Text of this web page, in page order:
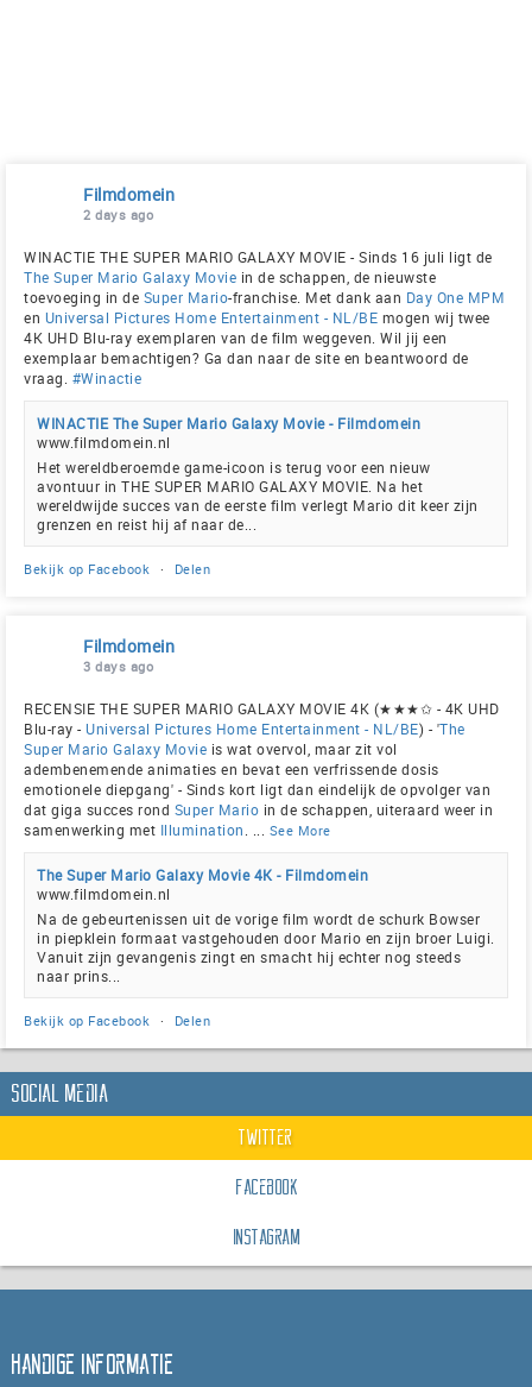
Filmdomein
2 days ago
WINACTIE THE SUPER MARIO GALAXY MOVIE - Sinds 16 juli ligt de
The Super Mario Galaxy Movie in de schappen, de nieuwste
toevoeging in de Super Mario-franchise. Met dank aan Day One MPM
en Universal Pictures Home Entertainment - NL/BE mogen wij twee
4K UHD Blu-ray exemplaren van de film weggeven. Wil jij een
exemplaar bemachtigen? Ga dan naar de site en beantwoord de
vraag. #Winactie
WINACTIE The Super Mario Galaxy Movie - Filmdomein
www.filmdomein.nl
Het wereldberoemde game-icoon is terug voor een nieuw
avontuur in THE SUPER MARIO GALAXY MOVIE. Na het
wereldwijde succes van de eerste film verlegt Mario dit keer zijn
grenzen en reist hij af naar de...
Bekijk op Facebook · Delen
Filmdomein
3 days ago
RECENSIE THE SUPER MARIO GALAXY MOVIE 4K (★★★✩ - 4K UHD
Blu-ray - Universal Pictures Home Entertainment - NL/BE) - 'The
Super Mario Galaxy Movie is wat overvol, maar zit vol
adembenemende animaties en bevat een verfrissende dosis
emotionele diepgang' - Sinds kort ligt dan eindelijk de opvolger van
dat giga succes rond Super Mario in de schappen, uiteraard weer in
samenwerking met Illumination See More
The Super Mario Galaxy Movie 4K - Filmdomein
www.filmdomein.nl
Na de gebeurtenissen uit de vorige film wordt de schurk Bowser
in piepklein formaat vastgehouden door Mario en zijn broer Luigi.
Vanuit zijn gevangenis zingt en smacht hij echter nog steeds
naar prins...
Bekijk op Facebook · Delen
Social Media
Twitter
Facebook
Instagram
Handige informatie